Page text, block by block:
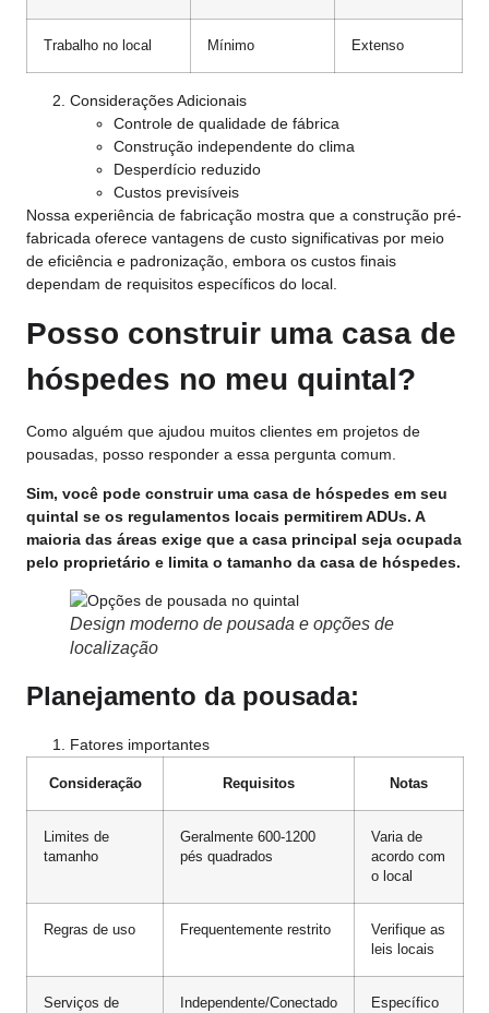
Trabalho no local Mínimo Extenso
Considerações Adicionais
Controle de qualidade de fábrica
Construção independente do clima
Desperdício reduzido
Custos previsíveis
Nossa experiência de fabricação mostra que a construção pré-
fabricada oferece vantagens de custo significativas por meio
de eficiência e padronização, embora os custos finais
dependam de requisitos específicos do local.
Posso construir uma casa de
hóspedes no meu quintal?
Como alguém que ajudou muitos clientes em projetos de
pousadas, posso responder a essa pergunta comum.
Sim, você pode construir uma casa de hóspedes em seu
quintal se os regulamentos locais permitirem ADUs. A
maioria das áreas exige que a casa principal seja ocupada
pelo proprietário e limita o tamanho da casa de hóspedes.
Design moderno de pousada e opções de
localização
Planejamento da pousada:
Fatores importantes
Consideração Requisitos Notas
Limites de
tamanho
Geralmente 600-1200
pés quadrados
Varia de
acordo com
o local
Regras de uso Frequentemente restrito
Verifique as
leis locais
Serviços de
Independente/Conectado
Específico